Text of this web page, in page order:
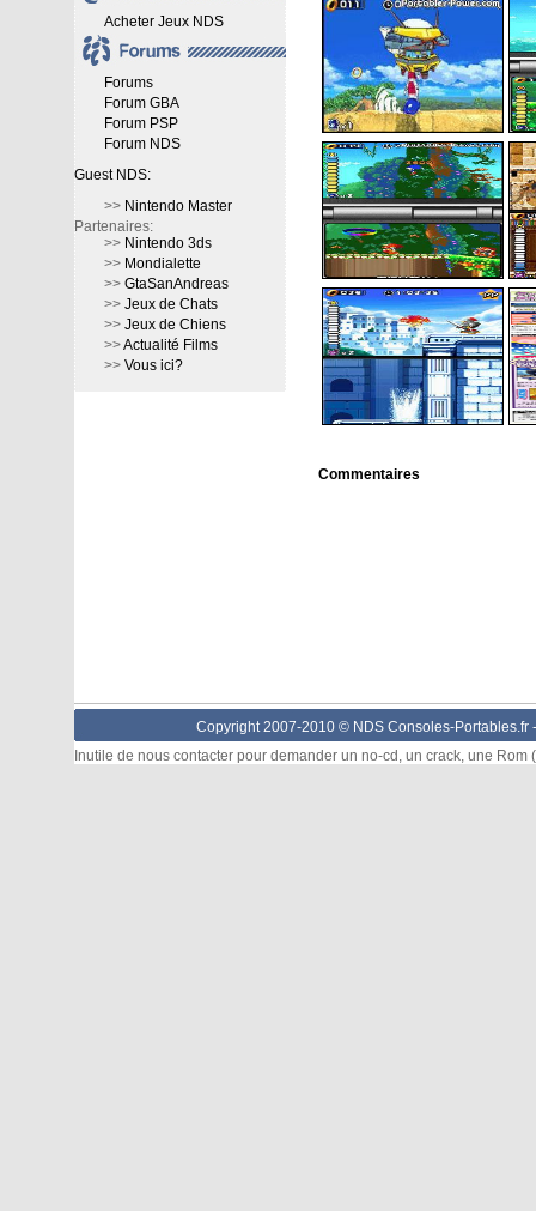
Acheter Jeux NDS
Forums
Forum GBA
Forum PSP
Forum NDS
Guest NDS:
>> Nintendo Master
Partenaires:
>> Nintendo 3ds
>> Mondialette
>> GtaSanAndreas
>> Jeux de Chats
>> Jeux de Chiens
>>Actualité Films
>> Vous ici?
Commentaires
Copyright 2007-2010 © NDS Consoles-Portables.fr
Inutile de nous contacter pour demander un no-cd, un crack, une